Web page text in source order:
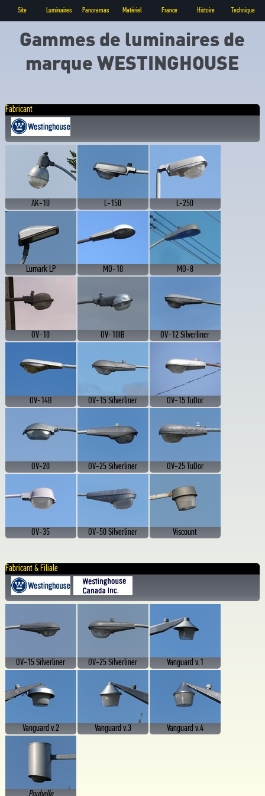
Site Luminaires Panoramas Matériel France Histoire Technique
Gammes de luminaires de
marque WESTINGHOUSE
Fabricant
AK-10 L-150 L-250
Lumark LP MO-10 MO-8
OV-10 OV-10IB OV-12 Silverliner
OV-14B OV-15 Silverliner OV-15 TuDor
OV-20 OV-25 Silverliner OV-25 TuDor
OV-35 OV-50 Silverliner Viscount
Fabricant & Filiale
OV-15 Silverliner OV-25 Silverliner Vanguard v.1
Vanguard v.2 Vanguard v.3 Vanguard v.4
Poubelle